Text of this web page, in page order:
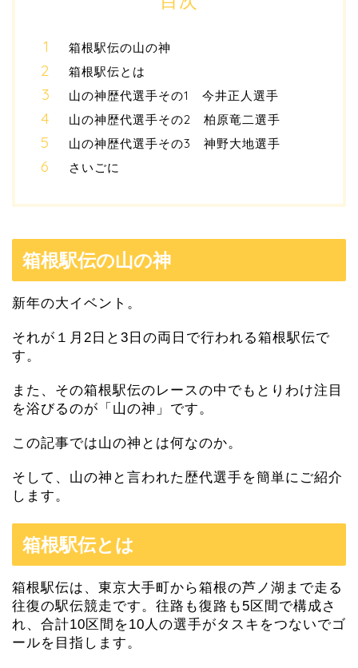
箱根駅伝の山の神
箱根駅伝とは
山の神歴代選手その1 今井正人選手
山の神歴代選手その2 柏原竜二選手
山の神歴代選手その3 神野大地選手
さいごに
箱根駅伝の山の神
新年の大イベント。
それが１月2日と3日の両日で行われる箱根駅伝で
す。
また、その箱根駅伝のレースの中でもとりわけ注目
を浴びるのが「山の神」です。
この記事では山の神とは何なのか。
そして、山の神と言われた歴代選手を簡単にご紹介
します。
箱根駅伝とは
箱根駅伝は、東京大手町から箱根の芦ノ湖まで走る
往復の駅伝競走です。往路も復路も5区間で構成さ
れ、合計10区間を10人の選手がタスキをつないでゴ
ールを目指します。